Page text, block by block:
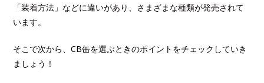
「装着方法」などに違いがあり、さまざまな種類が発売されて
います。
そこで次から、CB缶を選ぶときのポイントをチェックしていき
ましょう！